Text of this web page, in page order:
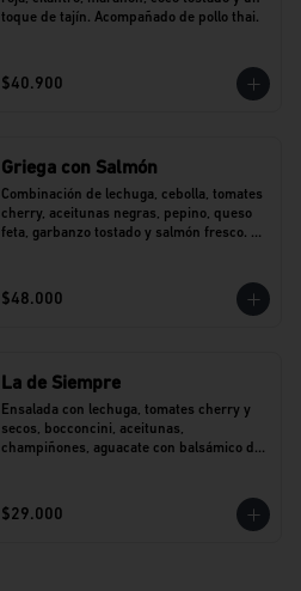
toque de tajín. Acompañado de pollo thai.
$40.900
Griega con Salmón
Combinación de lechuga, cebolla, tomates
cherry, aceitunas negras, pepino, queso
feta, garbanzo tostado y salmón fresco.
$48.000
La de Siempre
Ensalada con lechuga, tomates cherry y
secos, bocconcini, aceitunas,
champiñones, aguacate con balsámico de
$29.000